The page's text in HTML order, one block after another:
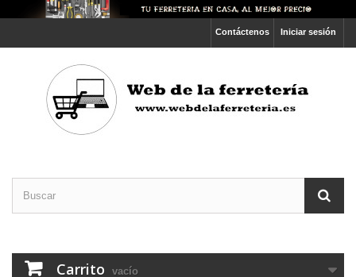
Iniciar sesión
Contáctenos
Carrito vacío